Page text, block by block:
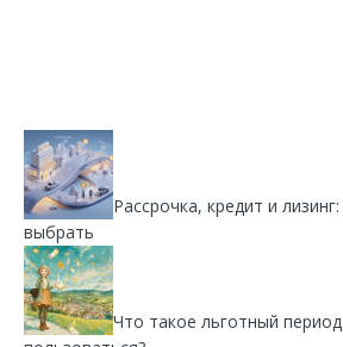
Рассрочка, кредит и
выбрать
Что такое льготный